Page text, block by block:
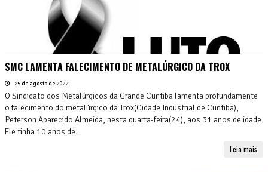
SMC LAMENTA FALECIMENTO DE METALÚRGICO DA TROX
25 de agosto de 2022
O Sindicato dos Metalúrgicos da Grande Curitiba lamenta profundamente
o falecimento do metalúrgico da Trox(Cidade Industrial de Curitiba),
Peterson Aparecido Almeida, nesta quarta-feira(24), aos 31 anos de idade.
Ele tinha 10 anos de...
Leia mais